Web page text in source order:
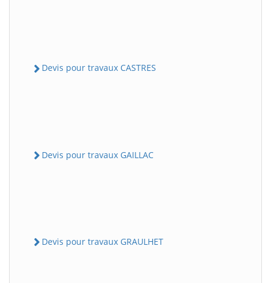
Devis pour travaux CASTRES
Devis pour travaux GAILLAC
Devis pour travaux GRAULHET